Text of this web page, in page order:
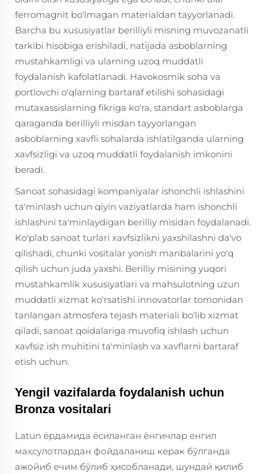
ferromagnit bo'lmagan materialdan tayyorlanadi.
Barcha bu xususiyatlar berilliyli misning muvozanatli
tarkibi hisobiga erishiladi, natijada asboblarning
mustahkamligi va ularning uzoq muddatli
foydalanish kafolatlanadi. Havokosmik soha va
portlovchi o'qlarning bartaraf etilishi sohasidagi
mutaxassislarning fikriga ko'ra, standart asboblarga
qaraganda berilliyli misdan tayyorlangan
asboblarning xavfli sohalarda ishlatilganda ularning
xavfsizligi va uzoq muddatli foydalanish imkonini
beradi.
Sanoat sohasidagi kompaniyalar ishonchli ishlashini
ta'minlash uchun qiyin vaziyatlarda ham ishonchli
ishlashini ta'minlaydigan berilliy misidan foydalanadi.
Ko'plab sanoat turlari xavfsizlikni yaxshilashni da'vo
qilishadi, chunki vositalar yonish manbalarini yo'q
qilish uchun juda yaxshi. Berilliy misining yuqori
mustahkamlik xususiyatlari va mahsulotning uzun
muddatli xizmat ko'rsatishi innovatorlar tomonidan
tanlangan atmosfera tejash materiali bo'lib xizmat
qiladi, sanoat qoidalariga muvofiq ishlash uchun
xavfsiz ish muhitini ta'minlash va xavflarni bartaraf
etish uchun.
Yengil vazifalarda foydalanish uchun
Bronza vositalari
Latun ёрдамида ёсиланган ёнгичлар енгил
маҳсулотлардан фойдаланиш керак бўлганда
ажойиб ечим бўлиб ҳисобланади, шундай қилиб